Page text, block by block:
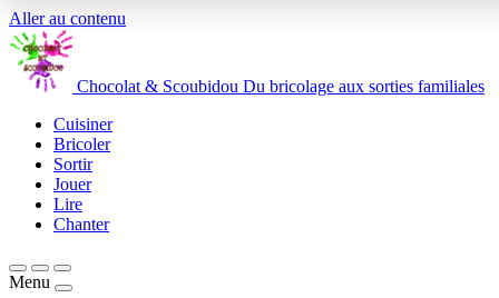
Aller au contenu
Chocolat & Scoubidou Du bricolage aux sorties familiales
Cuisiner
Bricoler
Sortir
Jouer
Lire
Chanter
Menu